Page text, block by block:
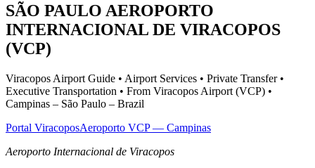
SÃO PAULO AEROPORTO
INTERNACIONAL DE VIRACOPOS
(VCP)
Viracopos Airport Guide • Airport Services • Private Transfer •
Executive Transportation • From Viracopos Airport (VCP) •
Campinas – São Paulo – Brazil
Portal ViracoposAeroporto VCP — Campinas
Aeroporto Internacional de Viracopos